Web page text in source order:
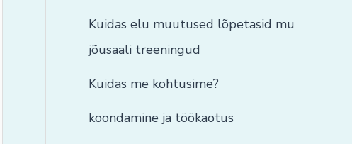
Kuidas elu muutused lõpetasid mu
jõusaali treeningud
Kuidas me kohtusime?
koondamine ja töökaotus